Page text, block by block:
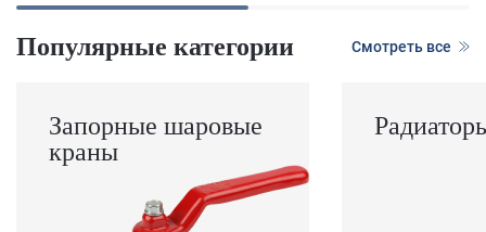
Популярные категории Смотреть все
Запорные шаровые
краны